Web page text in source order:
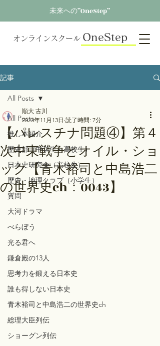
未来への”OneStep”
オンラインスクール OneStep
記事
All Posts
推し本紹介
歴史部（中学生～高校生）
日本史研究会（高校生）
歴史・地理クラブ（小学生）
質問
大河ドラマ
べらぼう
光る君へ
鎌倉殿の13人
思考力を鍛える日本史
誰も得しない日本史
青木裕司と中島浩二の世界史ch
総理大臣列伝
ショーグン列伝
All Posts
【パレスチナ問題④】第４
次中東戦争とオイル・ショ
ック【青木裕司と中島浩二
の世界史ch：0043】
順大 古川
2023年11月13日 読了時間: 7分